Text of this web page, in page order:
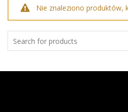
Nie znaleziono produktów,
for: